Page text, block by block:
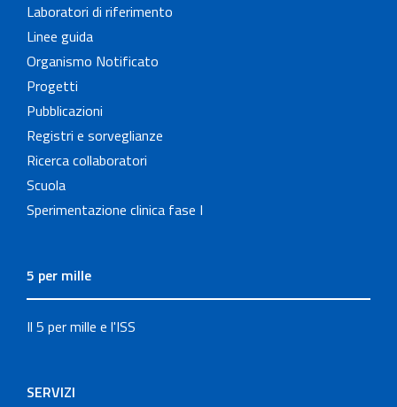
Laboratori di riferimento
Linee guida
Organismo Notificato
Progetti
Pubblicazioni
Registri e sorveglianze
Ricerca collaboratori
Scuola
Sperimentazione clinica fase I
5 per mille
Il 5 per mille e l'ISS
SERVIZI